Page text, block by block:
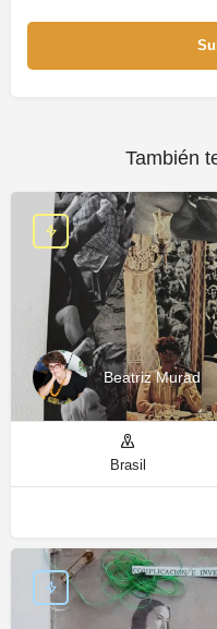
También
Beatriz Murad
Brasil